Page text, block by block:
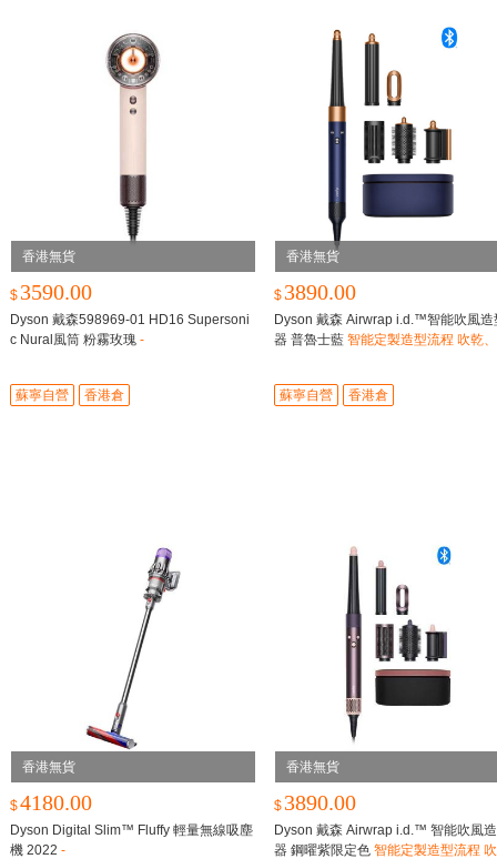
香港無貨
$ 3590.00
Dyson 戴森598969-01 HD16 Supersoni
c Nural風筒 粉霧玫瑰 -
蘇寧自營 香港倉
香港無貨
$ 3890.00
Dyson 戴森 Airwrap i.d.™智能吹風造
器 普魯士藍 智能定製造型流程​ 吹乾
蘇寧自營 香港倉
香港無貨
$4180.00
Dyson Digital Slim™ Fluffy 輕量無線吸塵
機 2022 -
香港無貨
$ 3890.00
Dyson 戴森 Airwrap i.d.™ 智能吹風
器 鋼曜紫限定色 智能定製造型流程​ 吹